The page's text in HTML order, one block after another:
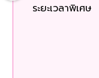
ระยะเวลาพิเศษ